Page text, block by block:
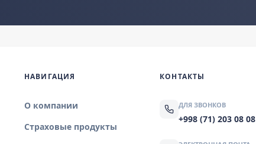
НАВИГАЦИЯ
О компании
Страховые продукты
КОНТАКТЫ
ДЛЯ ЗВОНКОВ
+998 (71) 203 08 08